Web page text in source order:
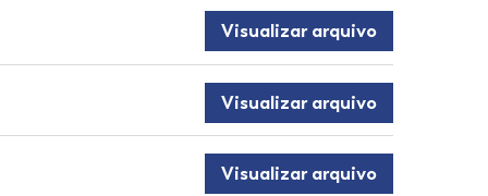
Visualizar arquivo
Visualizar arquivo
Visualizar arquivo